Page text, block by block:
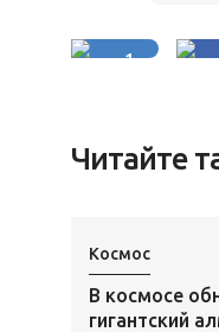
1
Читайте
Космос
В космосе
гигантский